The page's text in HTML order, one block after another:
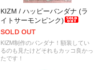
KIZM / ハッピーバンダナ (ラ
イトサーモンピンク)
SOLD OUT
KIZM制作のバンダナ！額装してい
るのも見たけどそれもカッコ良かっ
たです！